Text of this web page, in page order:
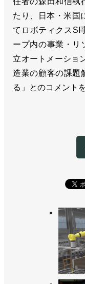
たり、日本・米国
てロボティクスSI
ープ内の事業・リ
立オートメーショ
造業の顧客の課題
る」とのコメント